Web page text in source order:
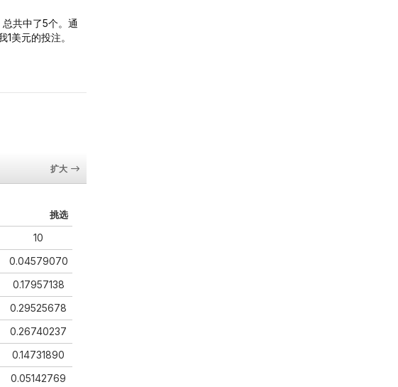
总共中了5个。通
美元的投注。
扩大
挑选
10
0.04579070
0.17957138
0.29525678
0.26740237
0.14731890
0.05142769